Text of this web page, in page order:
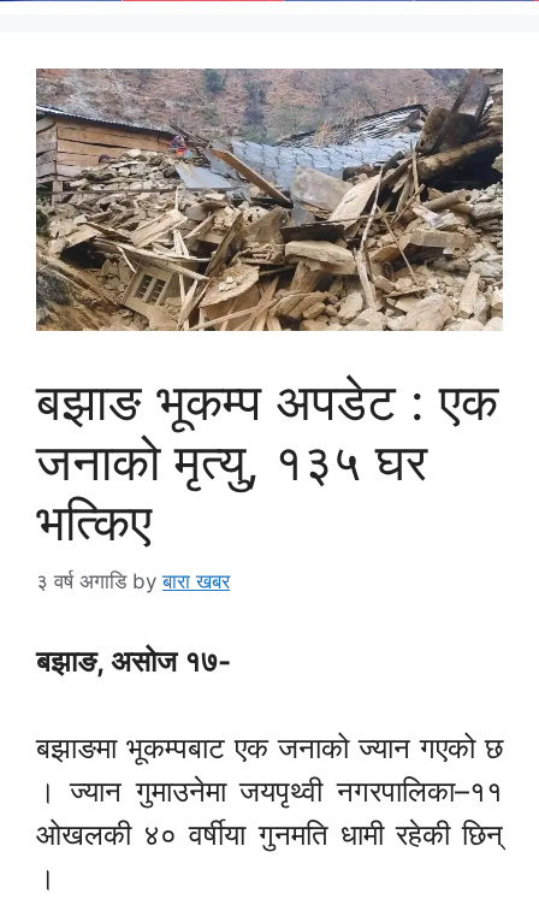
बझाङ भूकम्प अपडेट : एक
जनाको मृत्यु, १३५ घर
भत्किए
३ वर्ष अगाडि byबारा खबर
बझाङ, असोज १७-
बझाङमा भूकम्पबाट एक जनाको ज्यान गएको छ
। ज्यान गुमाउनेमा जयपृथ्वी नगरपालिका–११
ओखलकी ४० वर्षीया गुनमति धामी रहेकी छिन्
।